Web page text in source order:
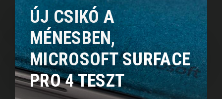
ÚJ CSIKÓ A
MÉNESBEN,
MICROSOFT SURFACE
PRO 4 TESZT